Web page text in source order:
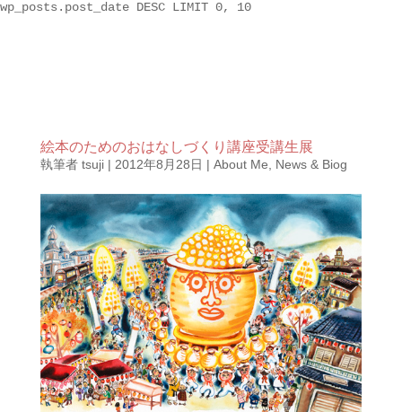
wp_posts.post_date DESC LIMIT 0, 10
絵本のためのおはなしづくり講座受講生展
執筆者 tsuji| 2012年8月28日 | About Me News & Biog